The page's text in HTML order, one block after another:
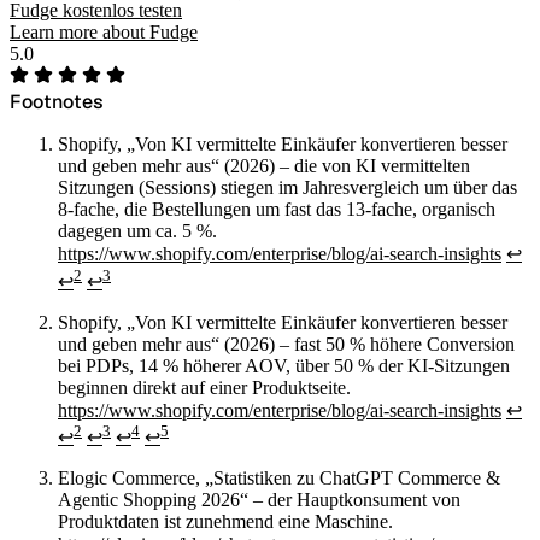
Fudge kostenlos testen
Learn more about Fudge
5.0
Footnotes
Shopify, „Von KI vermittelte Einkäufer konvertieren besser
und geben mehr aus“ (2026) – die von KI vermittelten
Sitzungen (Sessions) stiegen im Jahresvergleich um über das
8-fache, die Bestellungen um fast das 13-fache, organisch
dagegen um ca. 5 %.
https://www.shopify.com/enterprise/blog/ai-search-insights ↩
↩2 ↩3
Shopify, „Von KI vermittelte Einkäufer konvertieren besser
und geben mehr aus“ (2026) – fast 50 % höhere Conversion
bei PDPs, 14 % höherer AOV, über 50 % der KI-Sitzungen
beginnen direkt auf einer Produktseite.
https://www.shopify.com/enterprise/blog/ai-search-insights ↩
↩2 ↩3 ↩4 ↩5
Elogic Commerce, „Statistiken zu ChatGPT Commerce &
Agentic Shopping 2026“ – der Hauptkonsument von
Produktdaten ist zunehmend eine Maschine.